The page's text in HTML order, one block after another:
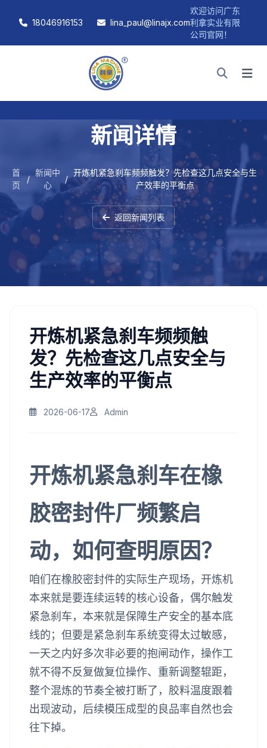
18046916153 lina_paul@linajx.com
欢迎访问广东
利拿实业有限
公司官网！
新闻详情
首
页
/
新闻中
心
/
开炼机紧急刹车频频触发？先检查这几点安全与生
产效率的平衡点
返回新闻列表
开炼机紧急刹车频频触
发？先检查这几点安全与
生产效率的平衡点
2026-06-17 Admin
开炼机紧急刹车在橡
胶密封件厂频繁启
动，如何查明原因？
咱们在橡胶密封件的实际生产现场，开炼机
本来就是要连续运转的核心设备，偶尔触发
紧急刹车，本来就是保障生产安全的基本底
线的；但要是紧急刹车系统变得太过敏感，
一天之内好多次非必要的抱闸动作，操作工
就不得不反复做复位操作、重新调整辊距，
整个混炼的节奏全被打断了，胶料温度跟着
出现波动，后续模压成型的良品率自然也会
往下掉。